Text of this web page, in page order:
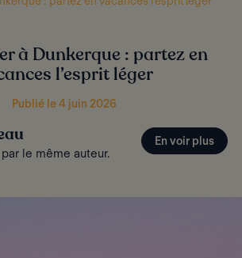
à Dunkerque : partez en
l’esprit léger
Publié le 4 juin 2026
le même auteur.
En voir plus